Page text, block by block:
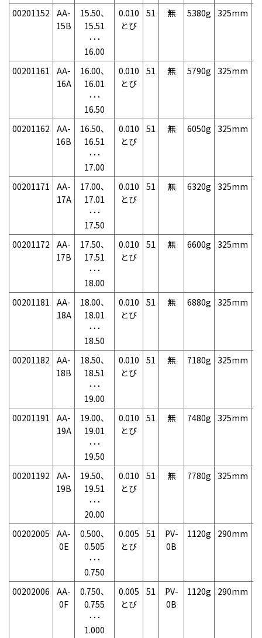
00201152
AA-
15B
15.50、
15.51
･･･
16.00
0.010
とび
51 無 5380g 325mm
00201161
AA-
16A
16.00、
16.01
･･･
16.50
0.010
とび
51 無 5790g 325mm
00201162
AA-
16B
16.50、
16.51
･･･
17.00
0.010
とび
51 無 6050g 325mm
00201171
AA-
17A
17.00、
17.01
･･･
17.50
0.010
とび
51 無 6320g 325mm
00201172
AA-
17B
17.50、
17.51
･･･
18.00
0.010
とび
51 無 6600g 325mm
00201181
AA-
18A
18.00、
18.01
･･･
18.50
0.010
とび
51 無 6880g 325mm
00201182
AA-
18B
18.50、
18.51
･･･
19.00
0.010
とび
51 無 7180g 325mm
00201191
AA-
19A
19.00、
19.01
･･･
19.50
0.010
とび
51 無 7480g 325mm
00201192
AA-
19B
19.50、
19.51
･･･
20.00
0.010
とび
51 無 7780g 325mm
00202005
AA-
0E
0.500、
0.505
･･･
0.750
0.005
とび
51
PV-
0B
1120g 290mm
00202006
AA-
0F
0.750、
0.755
･･･
1.000
0.005
とび
51
PV-
0B
1120g 290mm